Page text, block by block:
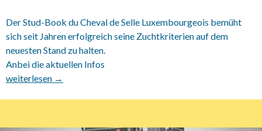
Der Stud-Book du Cheval de Selle Luxembourgeois bemüht
sich seit Jahren erfolgreich seine Zuchtkriterien auf dem
neuesten Stand zu halten.
Anbei die aktuellen Infos
05.11.2019 News vom SCSL
weiterlesen →